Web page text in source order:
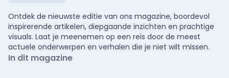
Ontdek de nieuwste editie van ons magazine, boordevol
inspirerende artikelen, diepgaande inzichten en prachtige
visuals. Laat je meenemen op een reis door de meest
actuele onderwerpen en verhalen die je niet wilt missen.
In dit magazine